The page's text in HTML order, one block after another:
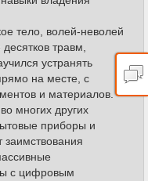
тело, волей-неволей
травм,
устранять
на месте, с
и материалов.
многих других
приборы и
заимствования
с цифровым